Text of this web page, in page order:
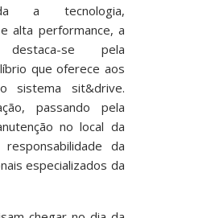
a tecnologia,
alta performance, a
se pela
que oferece aos
sistema sit&drive.
passando pela
no local da
da
especializados da